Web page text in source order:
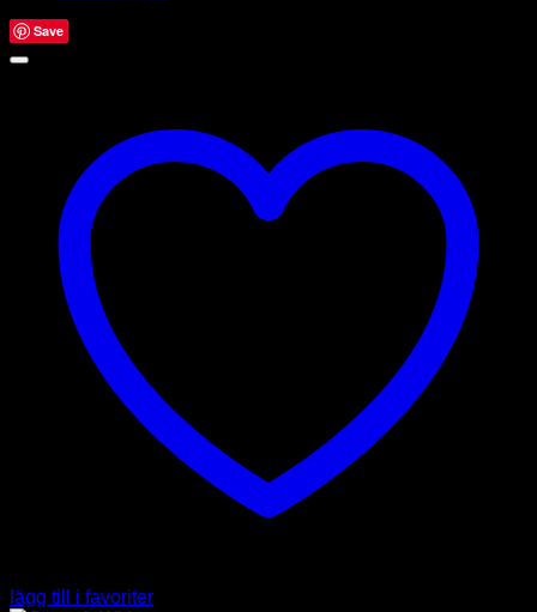
Save
lägg till i favoriter